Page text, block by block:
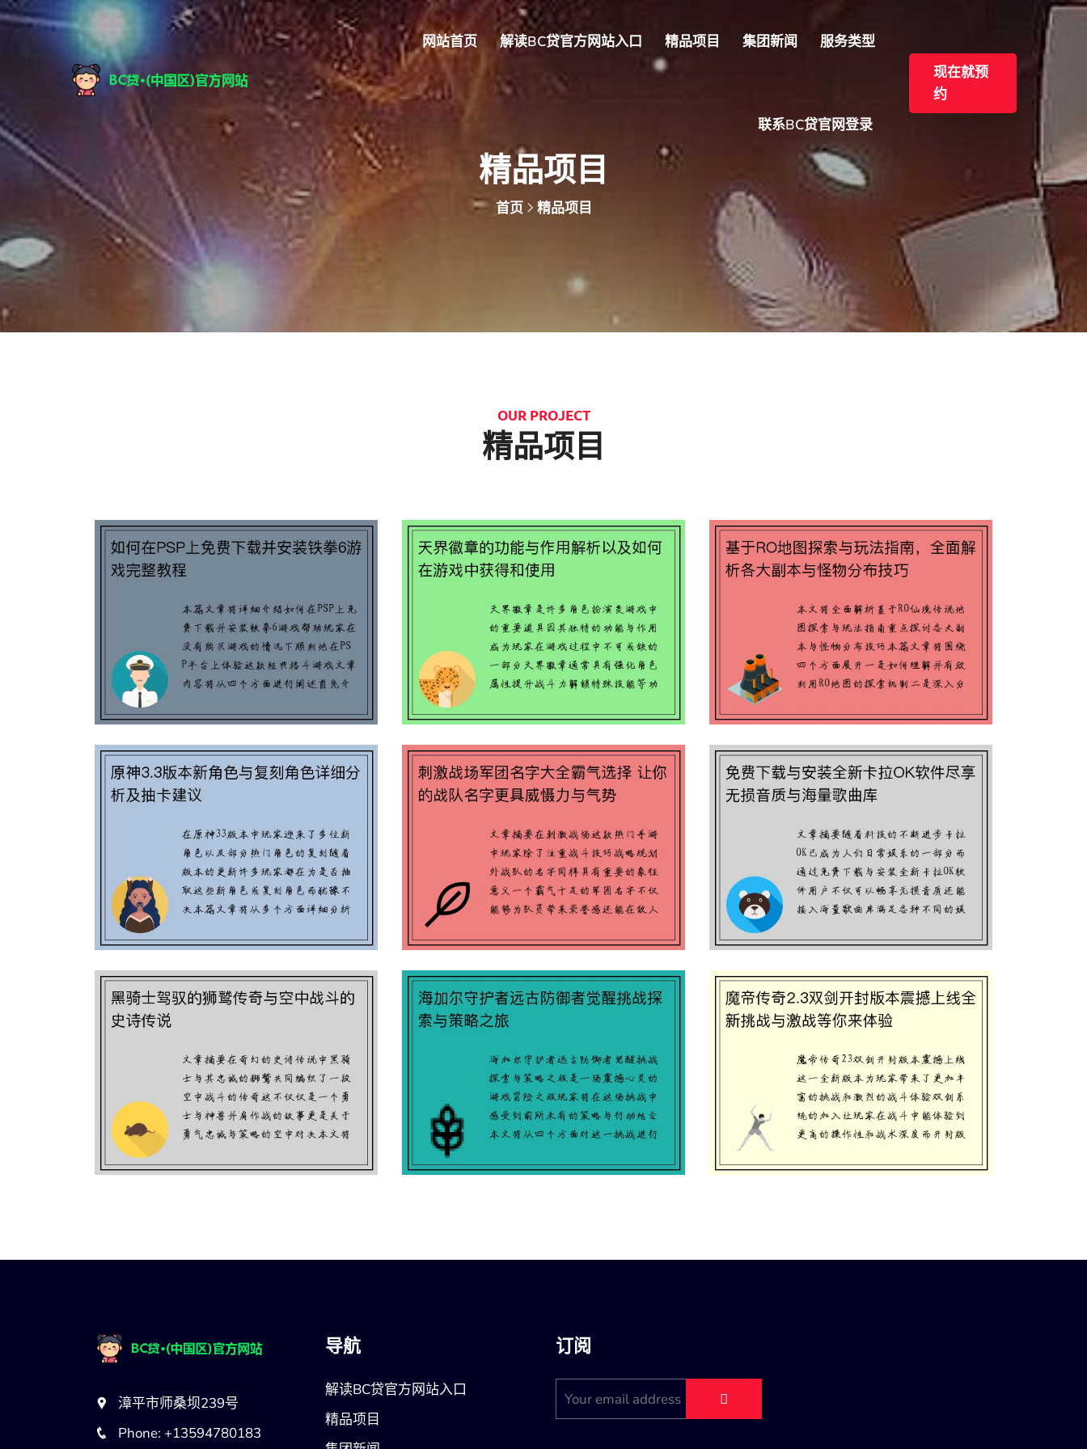
网站首页 解读BC贷官方网站入口 精品项目 集团新闻 服务类型
联系BC贷官网登录
现在就预
约
精品项目
首页 精品项目
OUR PROJECT
精品项目
如何在PSP上免费下载并安装铁拳6游
戏完整教程
天界徽章的功能与作用解析以及如何
在游戏中获得和使用
基于RO地图探索与玩法指南，全面解
析各大副本与怪物分布技巧
原神3.3版本新角色与复刻角色详细分
析及抽卡建议
刺激战场军团名字大全霸气选择 让你
的战队名字更具威慑力与气势
免费下载与安装全新卡拉OK软件尽享
无损音质与海量歌曲库
黑骑士驾驭的狮鹫传奇与空中战斗的
史诗传说
海加尔守护者远古防御者觉醒挑战探
索与策略之旅
魔帝传奇2.3双剑开封版本震撼上线全
新挑战与激战等你来体验
漳平市师桑坝239号
Phone: +13594780183
导航
解读BC贷官方网站入口
精品项目
订阅